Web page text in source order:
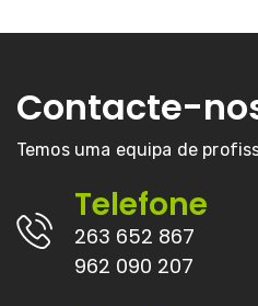
Contacte-
Temos uma equipa de
Telefone
263 652 867
962 090 207